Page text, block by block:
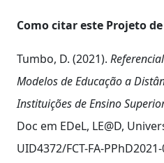
Como citar este Projeto de
Tumbo, D. (2021).
Modelos de Educação a
Instituições de Ensino
Doc em EDeL, LE@D,
UID4372/FCT-FA-